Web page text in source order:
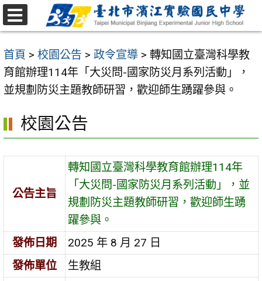
跳
至
要
內
容
首頁 > 校園公告 > 政令宣導 > 轉知國立臺灣科學教
育館辦理114年「大災問-國家防災月系列活動」，
並規劃防災主題教師研習，歡迎師生踴躍參與。
校園公告
公告主旨
轉知國立臺灣科學教育館辦理114年
「大災問-國家防災月系列活動」，並
規劃防災主題教師研習，歡迎師生踴
躍參與。
發佈日期
2025 年 8 月 27 日
發佈單位
生教組
選
單